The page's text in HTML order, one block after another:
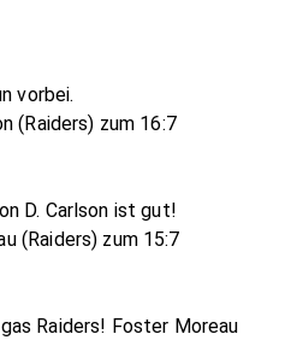
vorbei.
(Raiders) zum 16:7
D. Carlson ist gut!
(Raiders) zum 15:7
Raiders! Foster Moreau